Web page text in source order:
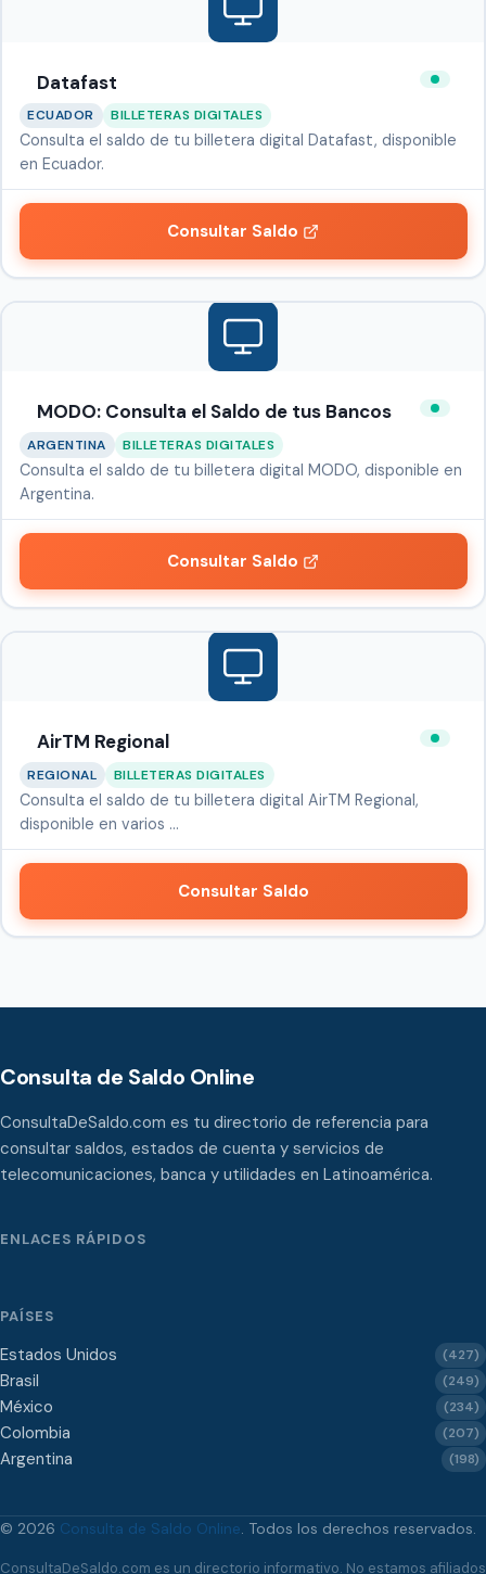
Datafast
ECUADOR BILLETERAS DIGITALES
Consulta el saldo de tu billetera digital Datafast, disponible
en Ecuador.
Consultar Saldo
MODO: Consulta el Saldo de tus Bancos
ARGENTINA BILLETERAS DIGITALES
Consulta el saldo de tu billetera digital MODO, disponible en
Argentina.
Consultar Saldo
AirTM Regional
REGIONAL BILLETERAS DIGITALES
Consulta el saldo de tu billetera digital AirTM Regional,
disponible en varios …
Consultar Saldo
Consulta de Saldo Online
ConsultaDeSaldo.com es tu directorio de referencia para
consultar saldos, estados de cuenta y servicios de
telecomunicaciones, banca y utilidades en Latinoamérica.
ENLACES RÁPIDOS
PAÍSES
Estados Unidos (427)
Brasil (249)
México (234)
Colombia (207)
Argentina (198)
© 2026 Consulta de Saldo Online. Todos los derechos reservados.
ConsultaDeSaldo.com es un directorio informativo. No estamos afiliados